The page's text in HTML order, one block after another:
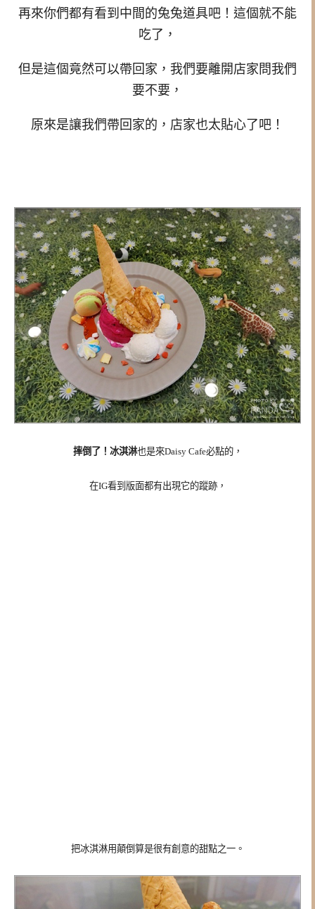
再來你們都有看到中間的兔兔道具吧！這個就不能
吃了，
但是這個竟然可以帶回家，我們要離開店家問我們
要不要，
原來是讓我們帶回家的，店家也太貼心了吧！
摔倒了！冰淇淋也是來Daisy Cafe必點的，
在IG看到版面都有出現它的蹤跡，
把冰淇淋用顛倒算是很有創意的甜點之一。